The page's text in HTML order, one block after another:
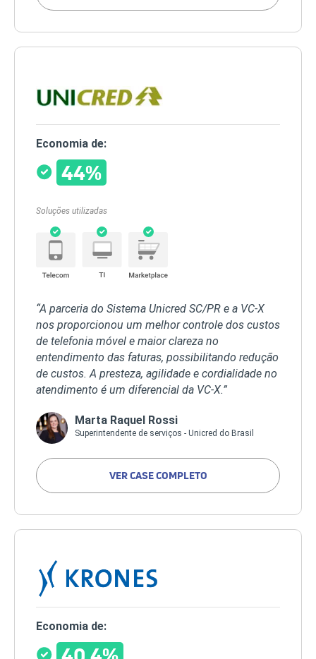
Economia de:
44%
Soluções utilizadas
“A parceria do Sistema Unicred SC/PR e a VC-X
nos proporcionou um melhor controle dos custos
de telefonia móvel e maior clareza no
entendimento das faturas, possibilitando redução
de custos. A presteza, agilidade e cordialidade no
atendimento é um diferencial da VC-X.”
Marta Raquel Rossi
Superintendente de serviços - Unicred do Brasil
VER CASE COMPLETO
Economia de: